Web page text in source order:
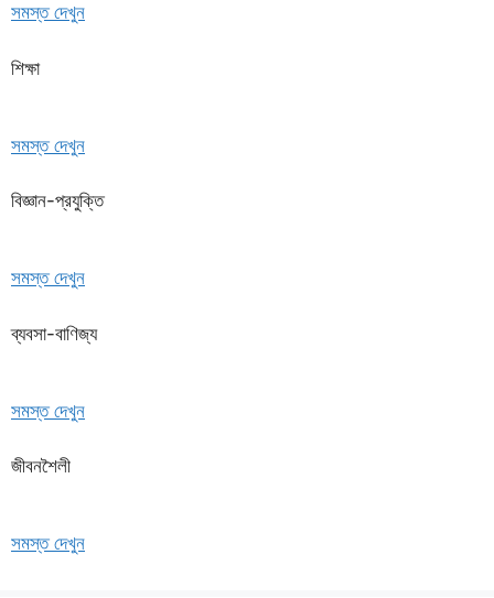
সমস্ত দেখুন
শিক্ষা
সমস্ত দেখুন
বিজ্ঞান-প্রযুক্তি
সমস্ত দেখুন
ব্যবসা-বাণিজ্য
সমস্ত দেখুন
জীবনশৈলী
সমস্ত দেখুন